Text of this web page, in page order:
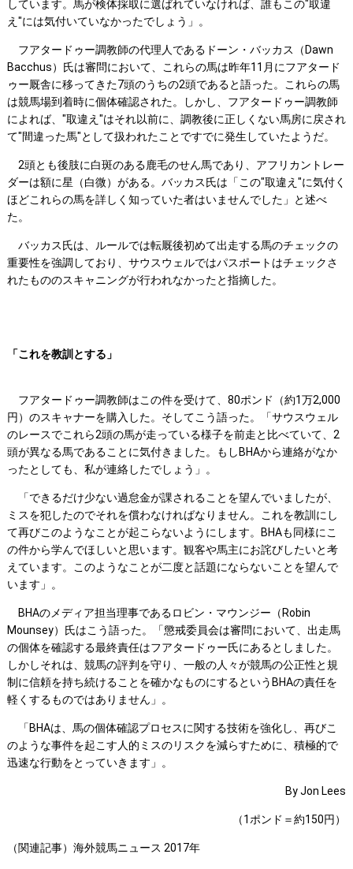
しています。馬が検体採取に選ばれていなければ、誰もこの"取違
え"には気付いていなかったでしょう」。
フアタードゥー調教師の代理人であるドーン・バッカス（Dawn
Bacchus）氏は審問において、これらの馬は昨年11月にフアタード
ゥー厩舎に移ってきた7頭のうちの2頭であると語った。これらの馬
は競馬場到着時に個体確認された。しかし、フアタードゥー調教師
によれば、"取違え"はそれ以前に、調教後に正しくない馬房に戻され
て"間違った馬"として扱われたことですでに発生していたようだ。
2頭とも後肢に白斑のある鹿毛のせん馬であり、アフリカントレー
ダーは額に星（白微）がある。バッカス氏は「この"取違え"に気付く
ほどこれらの馬を詳しく知っていた者はいませんでした」と述べ
た。
バッカス氏は、ルールでは転厩後初めて出走する馬のチェックの
重要性を強調しており、サウスウェルではパスポートはチェックさ
れたもののスキャニングが行われなかったと指摘した。
「これを教訓とする」
フアタードゥー調教師はこの件を受けて、80ポンド（約1万2,000
円）のスキャナーを購入した。そしてこう語った。「サウスウェル
のレースでこれら2頭の馬が走っている様子を前走と比べていて、2
頭が異なる馬であることに気付きました。もしBHAから連絡がなか
ったとしても、私が連絡したでしょう」。
「できるだけ少ない過怠金が課されることを望んでいましたが、
ミスを犯したのでそれを償わなければなりません。これを教訓にし
て再びこのようなことが起こらないようにします。BHAも同様にこ
の件から学んでほしいと思います。観客や馬主にお詫びしたいと考
えています。このようなことが二度と話題にならないことを望んで
います」。
BHAのメディア担当理事であるロビン・マウンジー（Robin
Mounsey）氏はこう語った。「懲戒委員会は審問において、出走馬
の個体を確認する最終責任はフアタードゥー氏にあるとしました。
しかしそれは、競馬の評判を守り、一般の人々が競馬の公正性と規
制に信頼を持ち続けることを確かなものにするというBHAの責任を
軽くするものではありません」。
「BHAは、馬の個体確認プロセスに関する技術を強化し、再びこ
のような事件を起こす人的ミスのリスクを減らすために、積極的で
迅速な行動をとっていきます」。
By Jon Lees
（1ポンド＝約150円）
（関連記事）海外競馬ニュース 2017年